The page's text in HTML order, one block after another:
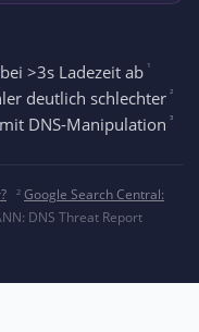
>3s Ladezeit ab ¹
deutlich schlechter ²
DNS-Manipulation ³
²Google Search Central:
DNS Threat Report